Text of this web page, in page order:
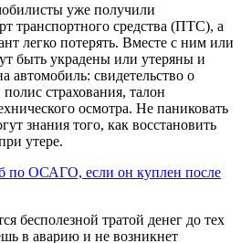
уже получили
транспортного средства (ПТС), а
легко потерять. Вместе с ним или
быть украдены или утеряны и
автомобиль: свидетельство о
страхования, талон
осмотра. Не паниковать
знания того, как восстановить
утере.
по ОСАГО, если он куплен после
бесполезной тратой денег до тех
в аварию и не возникнет